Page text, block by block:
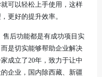
可以轻松上手使用，这样
更好的提升效率。
售后功能都是有成功项目实
是切实能够帮助企业解决
成立了20年，致力于让中
企业，国内除西藏、新疆